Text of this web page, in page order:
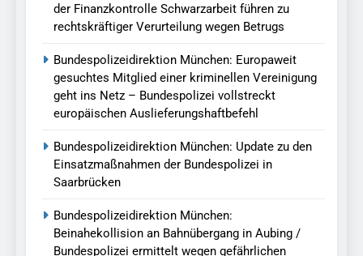
der Finanzkontrolle Schwarzarbeit führen zu
rechtskräftiger Verurteilung wegen Betrugs
Bundespolizeidirektion München: Europaweit
gesuchtes Mitglied einer kriminellen Vereinigung
geht ins Netz – Bundespolizei vollstreckt
europäischen Auslieferungshaftbefehl
Bundespolizeidirektion München: Update zu den
Einsatzmaßnahmen der Bundespolizei in
Saarbrücken
Bundespolizeidirektion München:
Beinahekollision an Bahnübergang in Aubing /
Bundespolizei ermittelt wegen gefährlichen